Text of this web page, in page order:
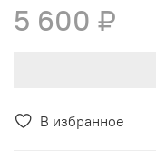
В избранное
5 600 ₽